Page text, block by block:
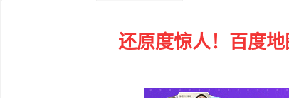
还原度惊人！百度